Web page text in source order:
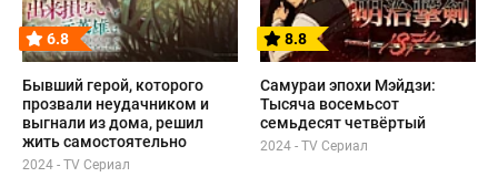
6.8
Бывший герой, которого
прозвали неудачником и
выгнали из дома, решил
жить самостоятельно
2024 - TV Сериал
8.8
Самураи эпохи Мэйдзи:
Тысяча восемьсот
семьдесят четвёртый
2024 - TV Сериал